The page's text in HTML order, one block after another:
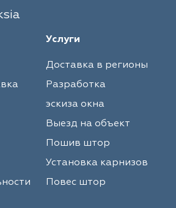
Услуги
Доставка в регионы
Разработка
эскиза окна
Выезд на объект
Пошив штор
Установка карнизов
Повес штор